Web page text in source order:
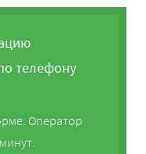
телефону
Оператор